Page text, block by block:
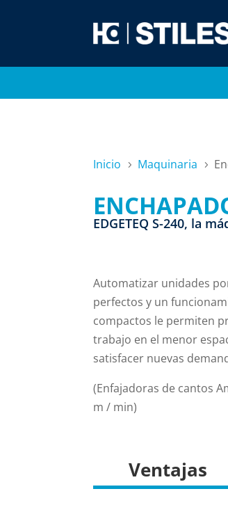
Inicio 5 Maquinaria 5
EDGETEQ S-240, la
Automatizar unidades
perfectos y un
compactos le permiten
trabajo en el menor
satisfacer nuevas
(Enfajadoras de cantos
m / min)
Ventajas